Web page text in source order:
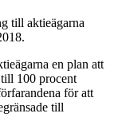
till aktieägarna
en plan att
100 procent
för att
till